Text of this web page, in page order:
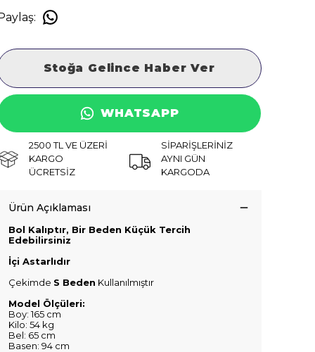
:
Stoğa Gelince Haber Ver
WHATSAPP
2500 TL VE ÜZERİ
KARGO
ÜCRETSİZ
SİPARİŞLERİNİZ
AYNI GÜN
KARGODA
Ürün Açıklaması
Bol Kalıptır, Bir Beden Küçük Tercih
Edebilirsiniz
İçi Astarlıdır
Çekimde S Beden Kullanılmıştır
Model Ölçüleri:
Boy: 165 cm
Kilo: 54 kg
Bel: 65 cm
Basen: 94 cm